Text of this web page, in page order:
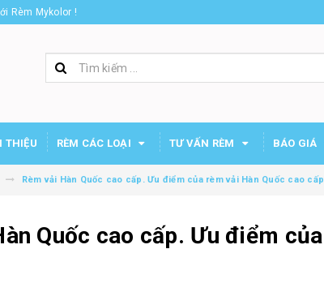
Rèm Mykolor !
THIỆU RÈM CÁC LOẠI TƯ VẤN RÈM BÁO GIÁ
Rèm vải Hàn Quốc cao cấp. Ưu điểm của rèm vải Hàn Quốc cao cấp
Quốc cao cấp. Ưu điểm